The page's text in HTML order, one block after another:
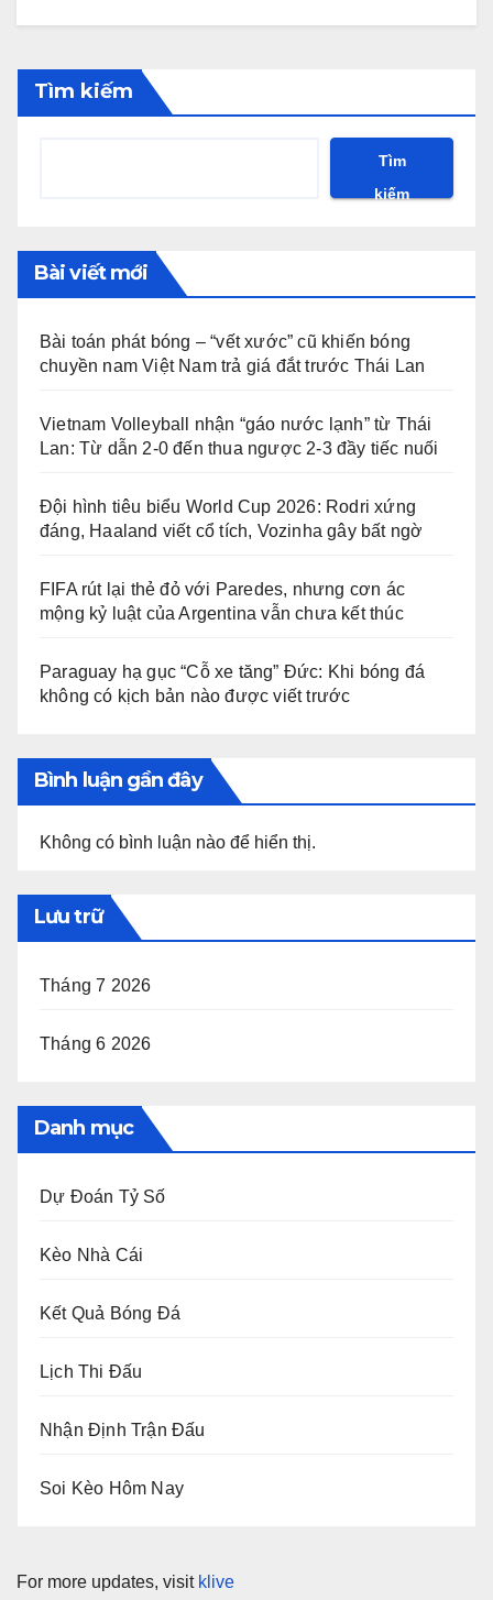
Tìm kiếm
Tìm
kiếm
Bài viết mới
Bài toán phát bóng – “vết xước” cũ khiến bóng
chuyền nam Việt Nam trả giá đắt trước Thái Lan
Vietnam Volleyball nhận “gáo nước lạnh” từ Thái
Lan: Từ dẫn 2-0 đến thua ngược 2-3 đầy tiếc nuối
Đội hình tiêu biểu World Cup 2026: Rodri xứng
đáng, Haaland viết cổ tích, Vozinha gây bất ngờ
FIFA rút lại thẻ đỏ với Paredes, nhưng cơn ác
mộng kỷ luật của Argentina vẫn chưa kết thúc
Paraguay hạ gục “Cỗ xe tăng” Đức: Khi bóng đá
không có kịch bản nào được viết trước
Bình luận gần đây
Không có bình luận nào để hiển thị.
Lưu trữ
Tháng 7 2026
Tháng 6 2026
Danh mục
Dự Đoán Tỷ Số
Kèo Nhà Cái
Kết Quả Bóng Đá
Lịch Thi Đấu
Nhận Định Trận Đấu
Soi Kèo Hôm Nay
For more updates, visit klive